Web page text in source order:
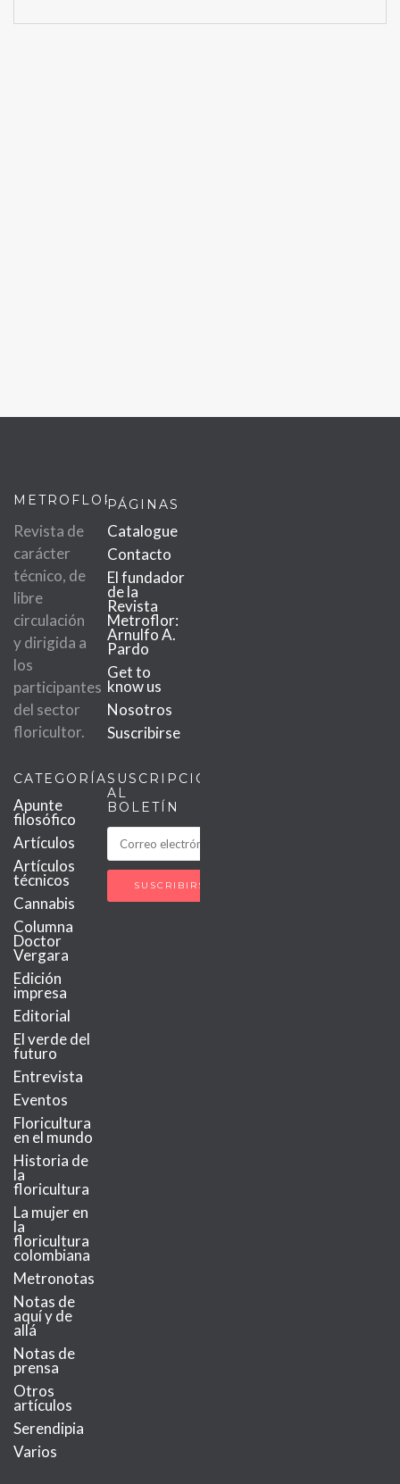
METROFLOR
Revista de
carácter
técnico, de
libre
circulación
y dirigida a
los
participantes
del sector
floricultor.
PÁGINAS
Catalogue
Contacto
El fundador
de la
Revista
Metroflor:
Arnulfo A.
Pardo
Get to
know us
Nosotros
Suscribirse
CATEGORÍAS
Apunte
filosófico
Artículos
Artículos
técnicos
Cannabis
Columna
Doctor
Vergara
Edición
impresa
Editorial
El verde del
futuro
Entrevista
Eventos
Floricultura
en el mundo
Historia de
la
floricultura
La mujer en
la
floricultura
colombiana
Metronotas
Notas de
aquí y de
allá
Notas de
prensa
Otros
artículos
Serendipia
Varios
SUSCRIPCIÓN
AL
BOLETÍN